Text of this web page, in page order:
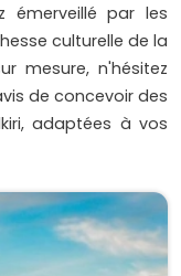
émerveillé par les
culturelle de la
mesure, n'hésitez
de concevoir des
adaptées à vos